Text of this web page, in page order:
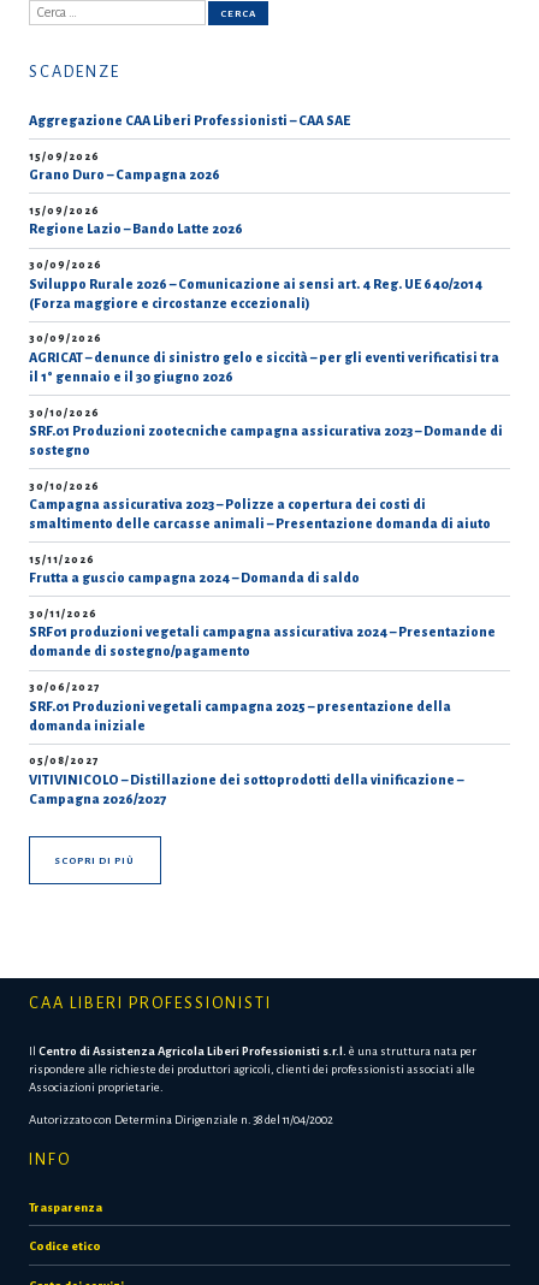
Ricerca
per:
SCADENZE
Aggregazione CAA Liberi Professionisti – CAA SAE
15/09/2026
Grano Duro – Campagna 2026
15/09/2026
Regione Lazio – Bando Latte 2026
30/09/2026
Sviluppo Rurale 2026 – Comunicazione ai sensi art. 4 Reg. UE 640/2014
(Forza maggiore e circostanze eccezionali)
30/09/2026
AGRICAT – denunce di sinistro gelo e siccità – per gli eventi verificatisi tra
il 1° gennaio e il 30 giugno 2026
30/10/2026
SRF.01 Produzioni zootecniche campagna assicurativa 2023 – Domande di
sostegno
30/10/2026
Campagna assicurativa 2023 – Polizze a copertura dei costi di
smaltimento delle carcasse animali – Presentazione domanda di aiuto
15/11/2026
Frutta a guscio campagna 2024 – Domanda di saldo
30/11/2026
SRF01 produzioni vegetali campagna assicurativa 2024 – Presentazione
domande di sostegno/pagamento
30/06/2027
SRF.01 Produzioni vegetali campagna 2025 – presentazione della
domanda iniziale
05/08/2027
VITIVINICOLO – Distillazione dei sottoprodotti della vinificazione –
Campagna 2026/2027
SCOPRI DI PIÙ
CAA LIBERI PROFESSIONISTI
Il Centro di Assistenza Agricola Liberi Professionisti s.r.l. è una struttura nata per
rispondere alle richieste dei produttori agricoli, clienti dei professionisti associati alle
Associazioni proprietarie.
Autorizzato con Determina Dirigenziale n. 38 del 11/04/2002
INFO
Trasparenza
Codice etico